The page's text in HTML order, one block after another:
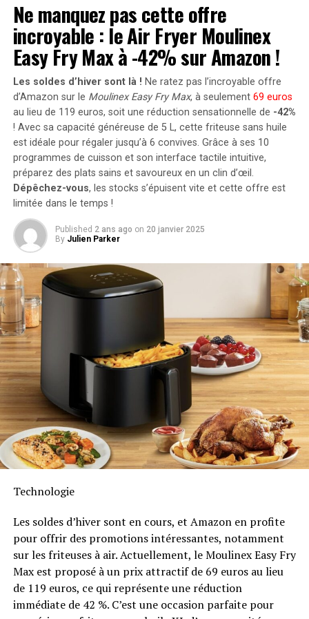
ouvre la possibilité d’ajouter jusqu’à 1200 watts
supplémentaires via des panneaux solaires additionnels,
portant ainsi la puissance totale à un impressionnant
2400 watts . Pour les utilisateurs nécessitant davantage
de stockage énergétique, il est possible d’intégrer
jusqu’à cinq batteries supplémentaires de 1,6
kilowattheure chacune, augmentant la capacité totale à
9,6 kilowattheures.
Intégration dans un Écosystème
Intelligent
Le Solarbank 2 AC s’intègre parfaitement dans un
écosystème énergétique intelligent grâce à sa
compatibilité avec le compteur Anker SOLIX Smart et
les prises intelligentes proposées par Anker. cette
fonctionnalité permet une gestion optimisée de la
consommation électrique tout en réduisant les pertes
énergétiques inutiles. De plus, Anker SOLIX prévoit
d’étendre cette compatibilité aux dispositifs Shelly.
Durabilité et Résistance aux
Intempéries
Anker SOLIX met également l’accent sur la longévité du
Solarbank 2 AC. Conçu pour supporter au moins6000
cycles de charge, cet appareil a une durée de vie
garantie fabricant décennale et possède une
certification IP65 qui assure sa résistance face aux
intempéries tout en étant capable de fonctionner dans
des températures variant entre -20 °C et +55 °C.
Disponibilité et Offres
Promotionnelles
Ne manquez pas cette offre
incroyable : le Air Fryer Moulinex
Easy Fry Max à -42% sur Amazon !
Les soldes d’hiver sont là ! Ne ratez pas l’incroyable offre
d’Amazon sur le Moulinex Easy Fry Max, à seulement 69 euros
au lieu de 119 euros, soit une réduction sensationnelle de -42%
! Avec sa capacité généreuse de 5 L, cette friteuse sans huile
est idéale pour régaler jusqu’à 6 convives. Grâce à ses 10
programmes de cuisson et son interface tactile intuitive,
préparez des plats sains et savoureux en un clin d’œil.
Dépêchez-vous, les stocks s’épuisent vite et cette offre est
limitée dans le temps !
Published 2 ans ago on 20 janvier 2025
By Julien Parker
Technologie
Les soldes d’hiver sont en cours, et Amazon en profite
pour offrir des promotions intéressantes, notamment
sur les friteuses à air. Actuellement, le Moulinex Easy Fry
Max est proposé à un prix attractif de 69 euros au lieu
de 119 euros, ce qui représente une réduction
immédiate de 42 %. C’est une occasion parfaite pour